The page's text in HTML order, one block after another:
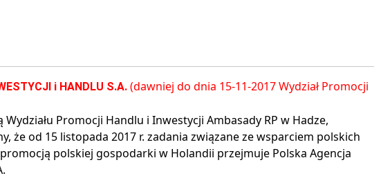
i HANDLU S.A. (dawniej do dnia 15-11-2017 Wydział Promocji
Promocji Handlu i Inwestycji Ambasady RP w Hadze,
że od 15 listopada 2017 r. zadania związane ze wsparciem polskich
polskiej gospodarki w Holandii przejmuje Polska Agencja